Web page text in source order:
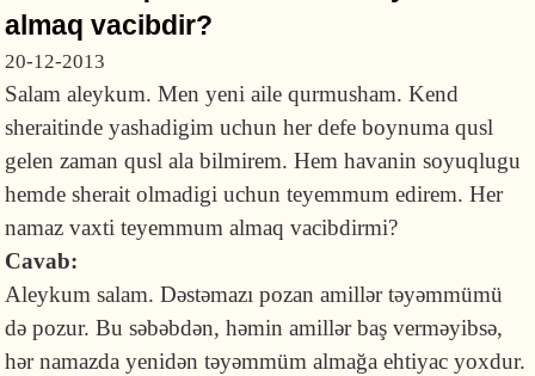
almaq vacibdir?
20-12-2013
Salam aleykum. Men yeni aile qurmusham. Kend
sheraitinde yashadigim uchun her defe boynuma qusl
gelen zaman qusl ala bilmirem. Hem havanin soyuqlugu
hemde sherait olmadigi uchun teyemmum edirem. Her
namaz vaxti teyemmum almaq vacibdirmi?
Cavab:
Aleykum salam. Dəstəmazı pozan amillər təyəmmümü
də pozur. Bu səbəbdən, həmin amillər baş verməyibsə,
hər namazda yenidən təyəmmüm almağa ehtiyac yoxdur.